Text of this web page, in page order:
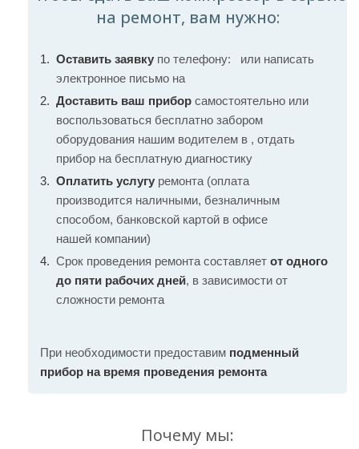
на ремонт, вам нужно:
Оставить заявку по телефону:
или написать
электронное письмо на
Доставить ваш прибор самостоятельно или
воспользоваться бесплатно забором
оборудования нашим водителем в , отдать
прибор на бесплатную диагностику
Оплатить услугу ремонта (оплата
производится наличными, безналичным
способом, банковской картой в офисе
нашей компании)
Срок проведения ремонта составляет от одного
до пяти рабочих дней, в зависимости от
сложности ремонта
При необходимости предоставим подменный
прибор на время проведения ремонта
Почему мы: